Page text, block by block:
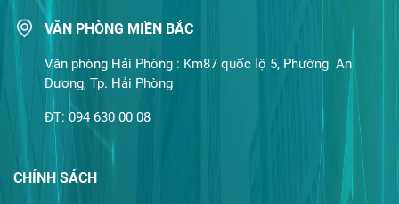
VĂN PHÒNG MIỀN BẮC
Văn phòng Hải Phòng : Km87 quốc lộ 5, Phường An
Dương, Tp. Hải Phòng
ĐT: 094 630 00 08
CHÍNH SÁCH